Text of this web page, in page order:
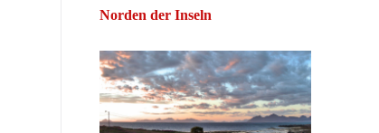
Norden der Inseln